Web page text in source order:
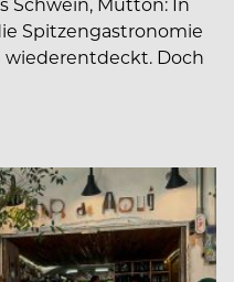
Spitzengastronomie
wiederentdeckt. Doch